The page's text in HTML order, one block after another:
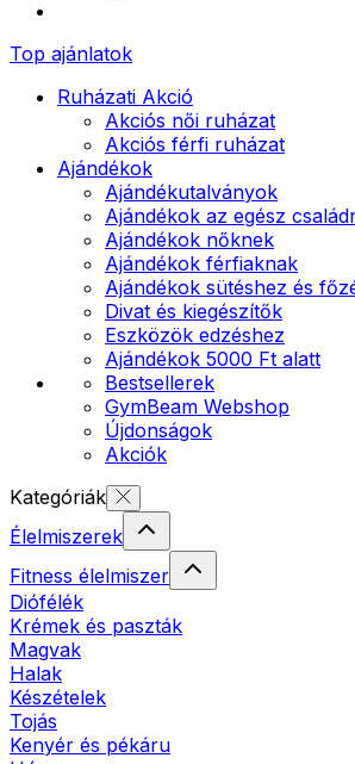
Top ajánlatok
Ruházati Akció
Akciós női ruházat
Akciós férfi ruházat
Ajándékok
Ajándékutalványok
Ajándékok az egész
Ajándékok nőknek
Ajándékok férfiaknak
Ajándékok sütéshez és
Divat és kiegészítők
Eszközök edzéshez
Ajándékok 5000 Ft alatt
Bestsellerek
GymBeam Webshop
Újdonságok
Akciók
Kategóriák
Élelmiszerek
Fitness élelmiszer
Diófélék
Krémek és paszták
Magvak
Halak
Készételek
Tojás
Kenyér és pékáru